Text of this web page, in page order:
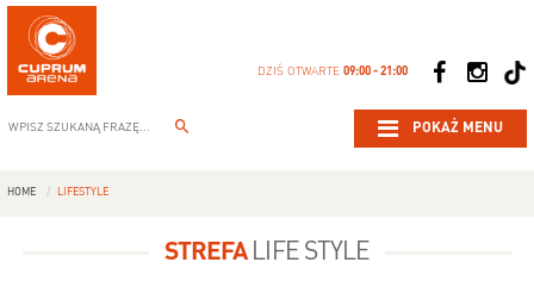
DZIŚ OTWARTE09:00 - 21:00
POKAŻ MENU
HOME LIFESTYLE
STREFALIFE STYLE